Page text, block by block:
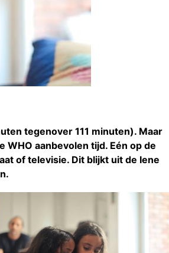
tegenover 111 minuten). Maar
aanbevolen tijd. Eén op de
of televisie. Dit blijkt uit de Iene